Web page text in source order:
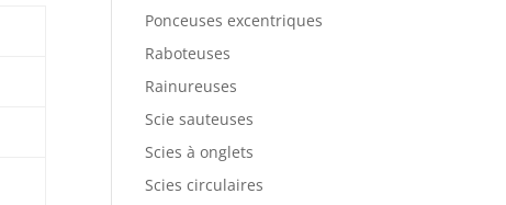
Ponceuses excentriques
Raboteuses
Rainureuses
Scie sauteuses
Scies à onglets
Scies circulaires